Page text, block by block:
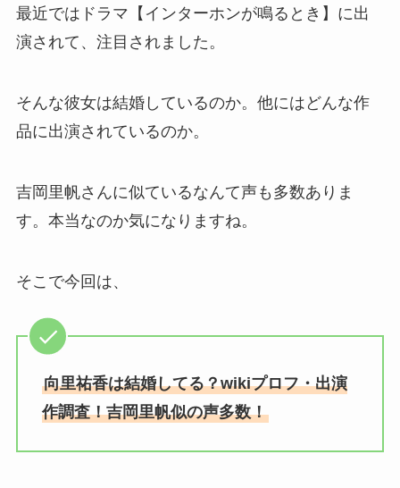
最近ではドラマ【インターホンが鳴るとき】に出
演されて、注目されました。
そんな彼女は結婚しているのか。他にはどんな作
品に出演されているのか。
吉岡里帆さんに似ているなんて声も多数ありま
す。本当なのか気になりますね。
そこで今回は、
向里祐香は結婚してる？wikiプロフ・出演
作調査！吉岡里帆似の声多数！